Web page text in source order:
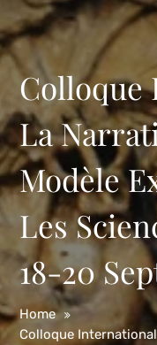
Colloque
La
Modèle
Les
18-20
Home
Colloque